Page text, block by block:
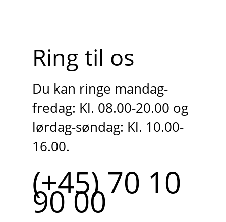
Ring til os
Du kan ringe mandag-
fredag: Kl. 08.00-20.00 og
lørdag-søndag: Kl. 10.00-
16.00.
(+45) 70 10
90 00